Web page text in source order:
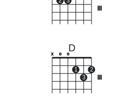
D
x o o
1
3
2